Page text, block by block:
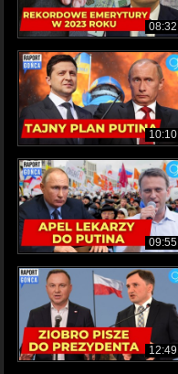
08:32
10:10
09:55
12:49